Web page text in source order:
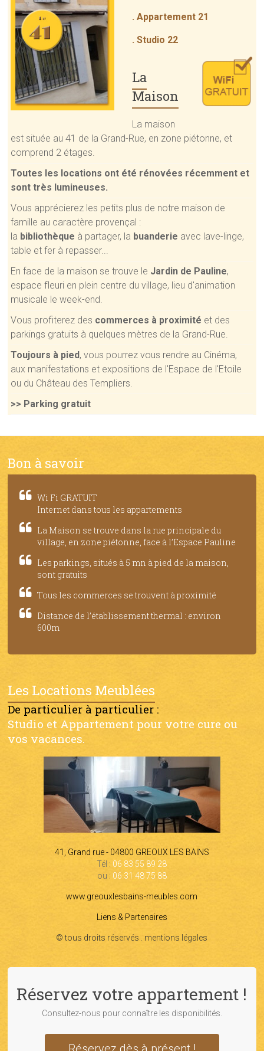
. Appartement 21
. Studio 22
La
Maison
La maison
est située au 41 de la Grand-Rue, en zone piétonne, et
comprend 2 étages.
Toutes les locations ont été rénovées récemment et
sont très lumineuses.
Vous apprécierez les petits plus de notre maison de
famille au caractère provençal :
la bibliothèque à partager, la buanderie avec lave-linge,
table et fer à repasser...
En face de la maison se trouve le Jardin de Pauline,
espace fleuri en plein centre du village, lieu d'animation
musicale le week-end.
Vous profiterez des commerces à proximité et des
parkings gratuits à quelques mètres de la Grand-Rue.
Toujours à pied, vous pourrez vous rendre au Cinéma,
aux manifestations et expositions de l'Espace de l'Etoile
ou du Château des Templiers.
>> Parking gratuit
Bon à savoir
Wi Fi GRATUIT
Internet dans tous les appartements
La Maison se trouve dans la rue principale du
village, en zone piétonne, face à l’Espace Pauline
Les parkings, situés à 5 mn à pied de la maison,
sont gratuits
Tous les commerces se trouvent à proximité
Distance de l’établissement thermal : environ
600m
Les Locations Meublées
De particulier à particulier :
Studio et Appartement pour votre cure ou
vos vacances.
41, Grand rue - 04800 GREOUX LES BAINS
Tél : 06 83 55 89 28
ou : 06 31 48 75 88
www.greouxlesbains-meubles.com
Liens & Partenaires
© tous droits réservés . mentions légales
Réservez votre appartement !
Consultez-nous pour connaître les disponibilités.